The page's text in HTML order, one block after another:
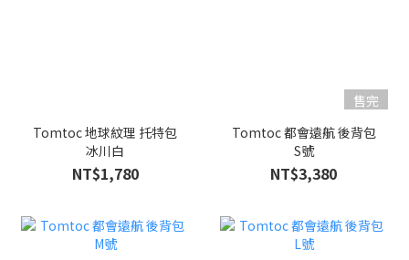
Tomtoc 地球紋理 托特包
冰川白
NT$1,780
售完
Tomtoc 都會遠航 後背包
S號
NT$3,380